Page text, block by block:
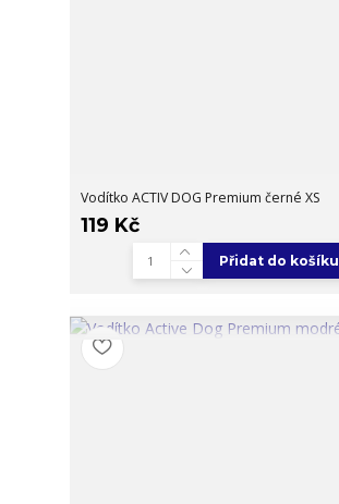
Vodítko ACTIV DOG Premium černé XS
119 Kč
Přidat do košíku